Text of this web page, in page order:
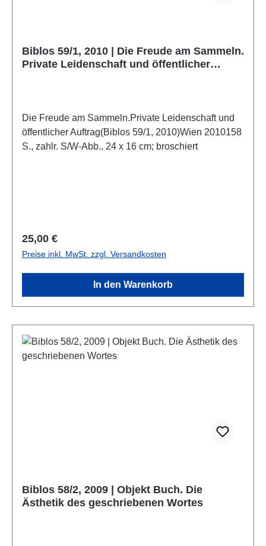
Biblos 59/1, 2010 | Die Freude am Sammeln.
Private Leidenschaft und öffentlicher
Die Freude am Sammeln.Private Leidenschaft und
öffentlicher Auftrag(Biblos 59/1, 2010)Wien 2010158
S., zahlr. S/W-Abb., 24 x 16 cm; broschiert
Regulärer Preis:
25,00 €
Preise inkl. MwSt. zzgl. Versandkosten
In den Warenkorb
Biblos 58/2, 2009 | Objekt Buch. Die
Ästhetik des geschriebenen Wortes